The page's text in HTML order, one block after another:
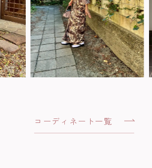
コーディネート一覧